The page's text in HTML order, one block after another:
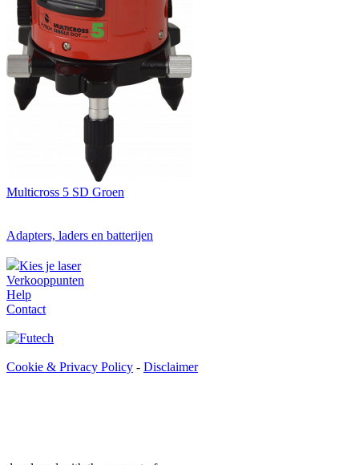
Multicross 5 SD Groen
Adapters, laders en batterijen
Kies je laser
Verkooppunten
Help
Contact
Cookie & Privacy Policy - Disclaimer